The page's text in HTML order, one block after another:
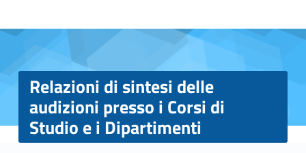
Relazioni di sintesi delle
audizioni presso i Corsi di
Studio e i Dipartimenti